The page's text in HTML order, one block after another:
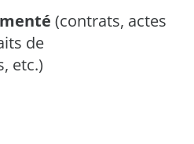
(contrats, actes
de
etc.)